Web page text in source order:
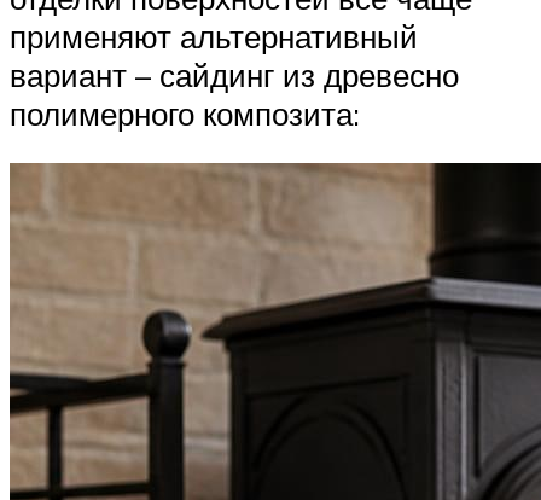
применяют альтернативный
вариант – сайдинг из древесно
полимерного композита: